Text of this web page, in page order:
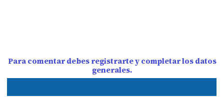
Para comentar debes registrarte y completar los datos
generales.